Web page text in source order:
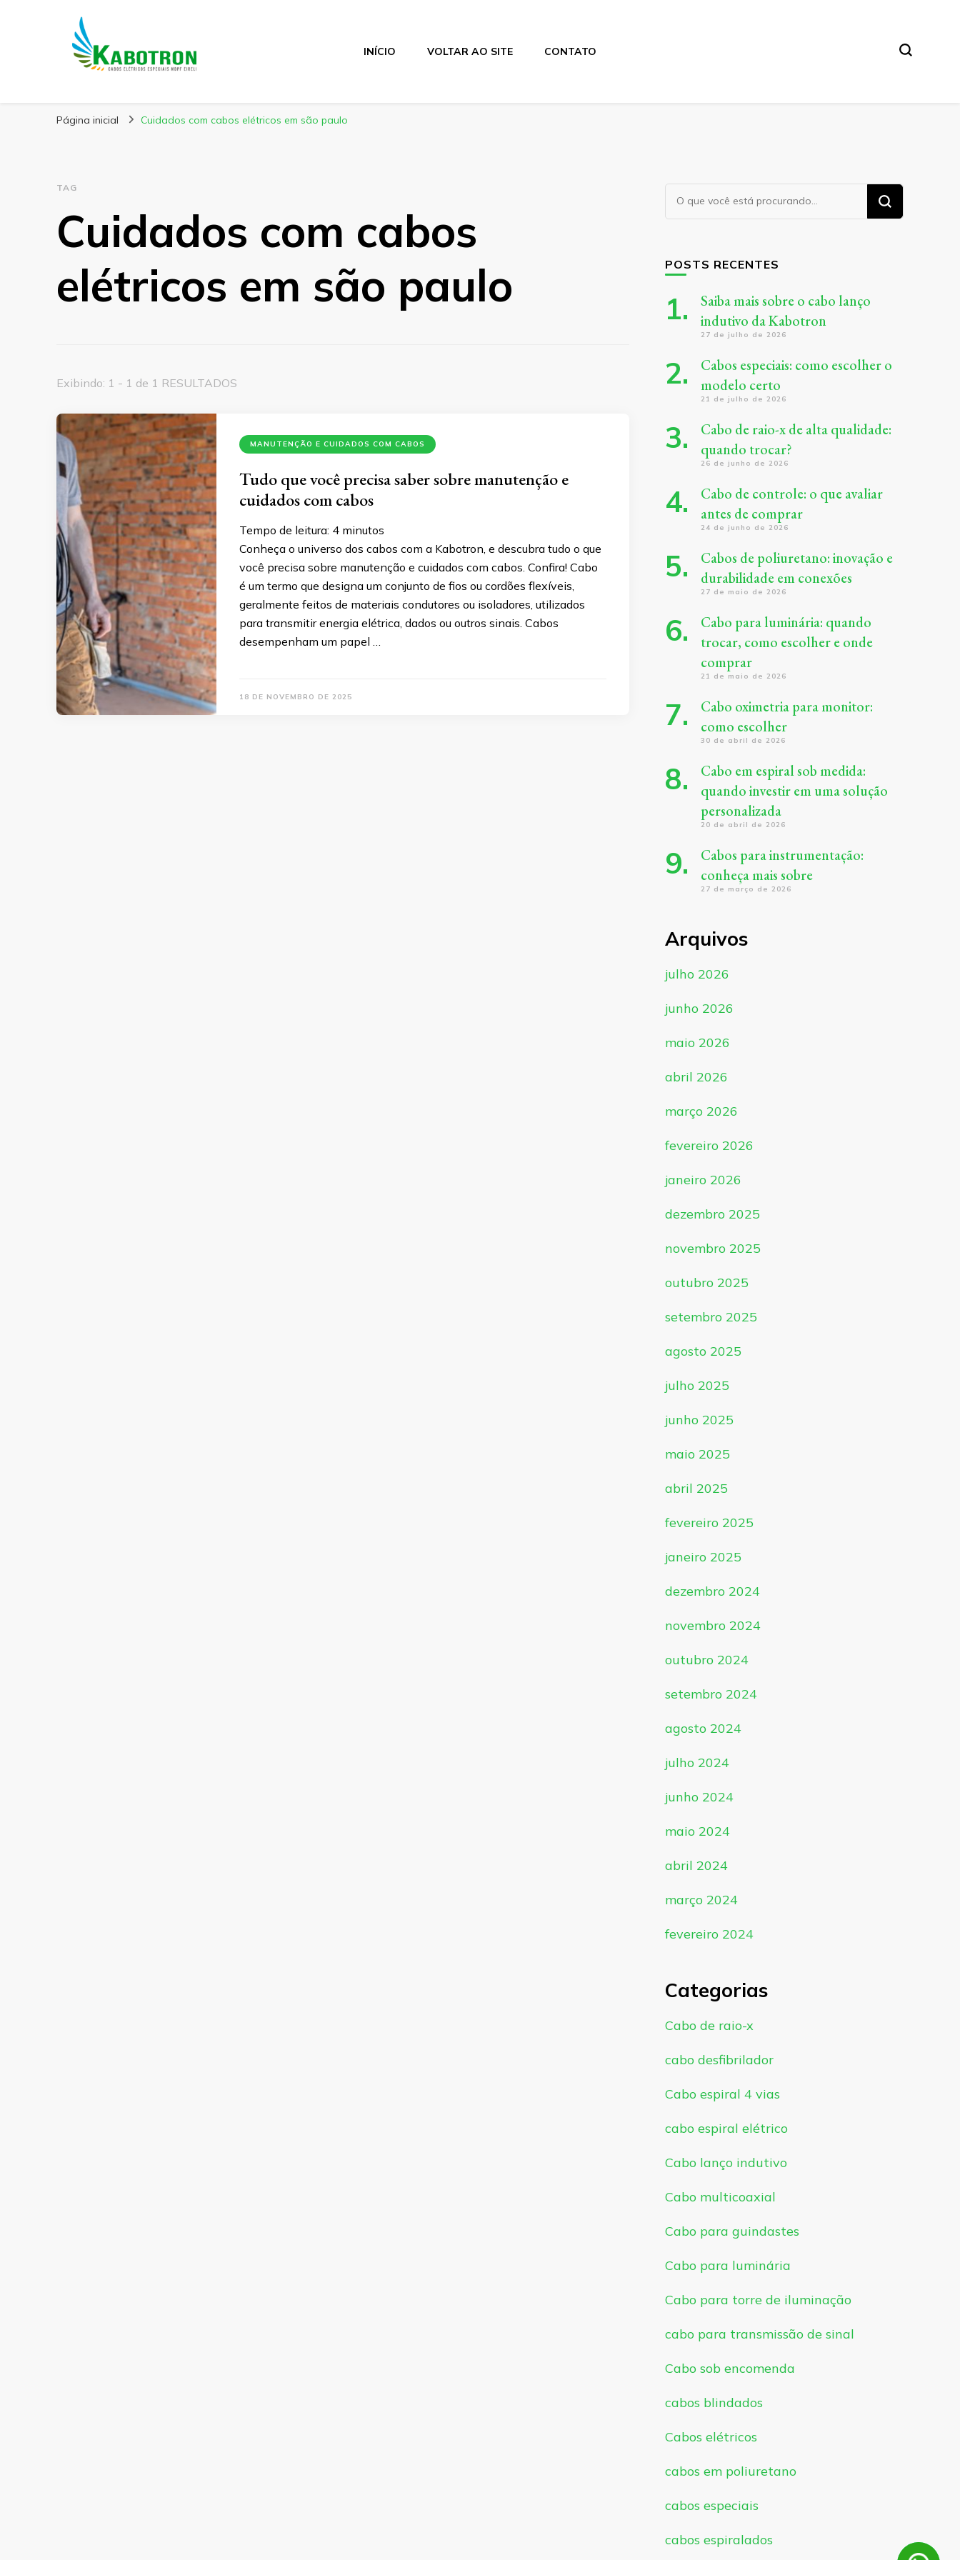
Kabotron
INÍCIO VOLTAR AO SITE CONTATO
Página inicial Cuidados com cabos elétricos em são paulo
TAG
Cuidados com cabos
elétricos em são paulo
Exibindo: 1 - 1 de 1 RESULTADOS
MANUTENÇÃO E CUIDADOS COM CABOS
Tudo que você precisa saber sobre manutenção e
cuidados com cabos
Tempo de leitura: 4 minutos
Conheça o universo dos cabos com a Kabotron, e descubra tudo o que
você precisa sobre manutenção e cuidados com cabos. Confira! Cabo
é um termo que designa um conjunto de fios ou cordões flexíveis,
geralmente feitos de materiais condutores ou isoladores, utilizados
para transmitir energia elétrica, dados ou outros sinais. Cabos
desempenham um papel …
18 DE NOVEMBRO DE 2025
Procurando
algo?
POSTS RECENTES
Saiba mais sobre o cabo lanço
indutivo da Kabotron
27 de julho de 2026
Cabos especiais: como escolher o
modelo certo
21 de julho de 2026
Cabo de raio-x de alta qualidade:
quando trocar?
26 de junho de 2026
Cabo de controle: o que avaliar
antes de comprar
24 de junho de 2026
Cabos de poliuretano: inovação e
durabilidade em conexões
27 de maio de 2026
Cabo para luminária: quando
trocar, como escolher e onde
comprar
21 de maio de 2026
Cabo oximetria para monitor:
como escolher
30 de abril de 2026
Cabo em espiral sob medida:
quando investir em uma solução
personalizada
20 de abril de 2026
Cabos para instrumentação:
conheça mais sobre
27 de março de 2026
Arquivos
julho 2026
junho 2026
maio 2026
abril 2026
março 2026
fevereiro 2026
janeiro 2026
dezembro 2025
novembro 2025
outubro 2025
setembro 2025
agosto 2025
julho 2025
junho 2025
maio 2025
abril 2025
fevereiro 2025
janeiro 2025
dezembro 2024
novembro 2024
outubro 2024
setembro 2024
agosto 2024
julho 2024
junho 2024
maio 2024
abril 2024
março 2024
fevereiro 2024
Categorias
Cabo de raio-x
cabo desfibrilador
Cabo espiral 4 vias
cabo espiral elétrico
Cabo lanço indutivo
Cabo multicoaxial
Cabo para guindastes
Cabo para luminária
Cabo para torre de iluminação
cabo para transmissão de sinal
Cabo sob encomenda
cabos blindados
Cabos elétricos
cabos em poliuretano
cabos especiais
cabos espiralados